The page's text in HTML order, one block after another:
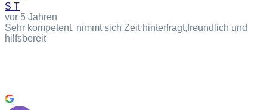
S T
vor 5 Jahren
Sehr kompetent, nimmt sich Zeit hinterfragt,freundlich und
hilfsbereit